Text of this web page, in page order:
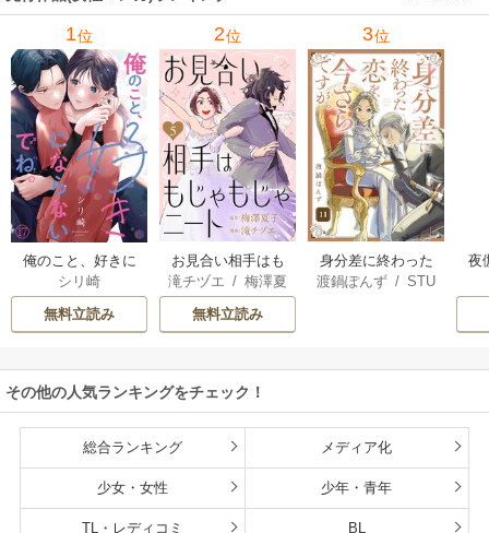
1位
俺のこと、好きに
ならないでね。
シリ崎
無料立読み
2位
お見合い相手はも
じゃもじゃニート
滝チヅエ /梅澤夏
子（エブリスタ）
無料立読み
3位
身分差に終わった
恋を、今さらです
渡鍋ぽんず /STU
夜
その他の人気ランキングをチェック！
総合ランキング メディア化
少女・女性 少年・青年
TL・レディコミ BL